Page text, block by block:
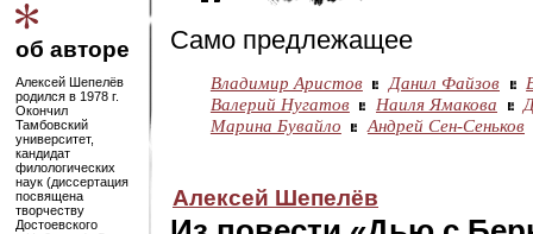
об авторе
Алексей Шепелёв
родился в 1978 г.
Окончил
Тамбовский
университет,
кандидат
филологических
наук (диссертация
посвящена
творчеству
Достоевского
Само предлежащее
Владимир Аристов Данил Файзов
Валерий Нугатов
Наиля Ямакова
Марина Бувайло
Андрей Сен-Сеньков
Алексей Шепелёв